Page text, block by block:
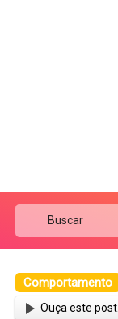
Comportamento
Ouça este post.